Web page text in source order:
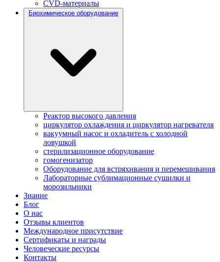
CVD-материалы
Биохимическое оборудование
Реактор высокого давления
циркулятор охлаждения и циркулятор нагревателя
вакуумный насос и охладитель с холодной
ловушкой
стерилизационное оборудование
гомогенизатор
Оборудование для встряхивания и перемешивания
Лабораторные сублимационные сушилки и
морозильники
Знание
Блог
О нас
Отзывы клиентов
Международное присутствие
Сертификаты и награды
Человеческие ресурсы
Контакты